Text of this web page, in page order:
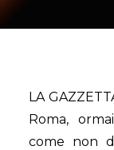
LA
Roma,
come non